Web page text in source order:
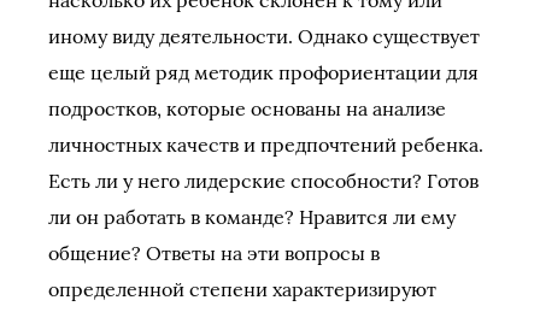
иному виду деятельности. Однако существует
еще целый ряд методик профориентации для
подростков, которые основаны на анализе
личностных качеств и предпочтений ребенка.
Есть ли у него лидерские способности? Готов
ли он работать в команде? Нравится ли ему
общение? Ответы на эти вопросы в
определенной степени характеризируют